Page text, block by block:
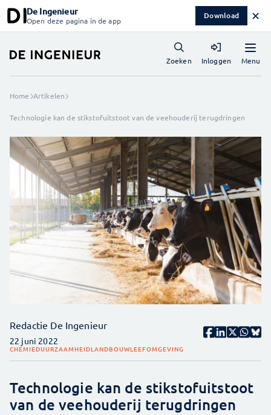
De Ingenieur
Open deze pagina in de app Download ✕
Menu
Zoeken Inloggen
Home Artikelen
Technologie kan de stikstofuitstoot van de veehouderij terugdringen
Redactie De Ingenieur
22 juni 2022
CHEMIEDUURZAAMHEIDLANDBOUWLEEFOMGEVING
Technologie kan de stikstofuitstoot
van de veehouderij terugdringen